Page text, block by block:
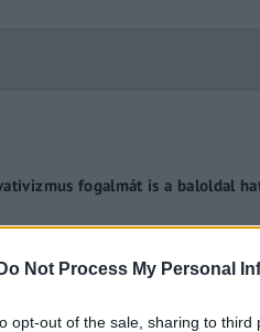
Do Not Process My Personal
opt-out of the sale, sharing to
fogalmát is a baloldal
és fizess felárat!